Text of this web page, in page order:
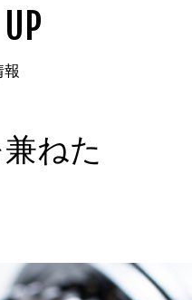
ねた